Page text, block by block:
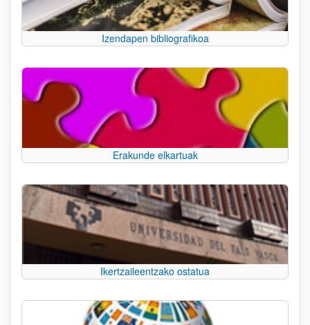
Izendapen bibliografikoa
Erakunde elkartuak
Ikertzaileentzako ostatua